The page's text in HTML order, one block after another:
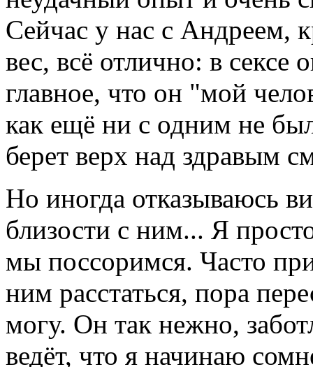
Сейчас у нас с Андреем,
вес, всё отлично: в сексе
главное, что он "мой
как ещё ни с одним не
берет верх над здравым
Но иногда отказываюсь
близости с ним... Я
мы поссоримся. Часто
ним расстаться, пора
могу. Он так нежно,
ведёт, что я начинаю